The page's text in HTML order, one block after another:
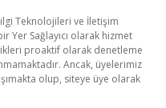
Teknolojileri ve İletişim
Yer Sağlayıcı olarak hizmet
proaktif olarak denetleme
Ancak, üyelerimiz
olup, siteye üye olarak